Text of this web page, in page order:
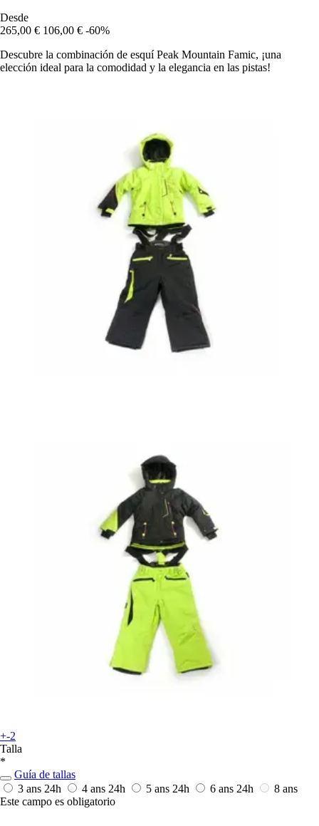
Desde
265,00 € 106,00 € -60%
Descubre la combinación de esquí Peak Mountain Famic, ¡una
elección ideal para la comodidad y la elegancia en las pistas!
+-2
Talla
*
Guía de tallas
3 ans 24h 4 ans 24h 5 ans 24h 6 ans 24h
8 ans
Este campo es obligatorio